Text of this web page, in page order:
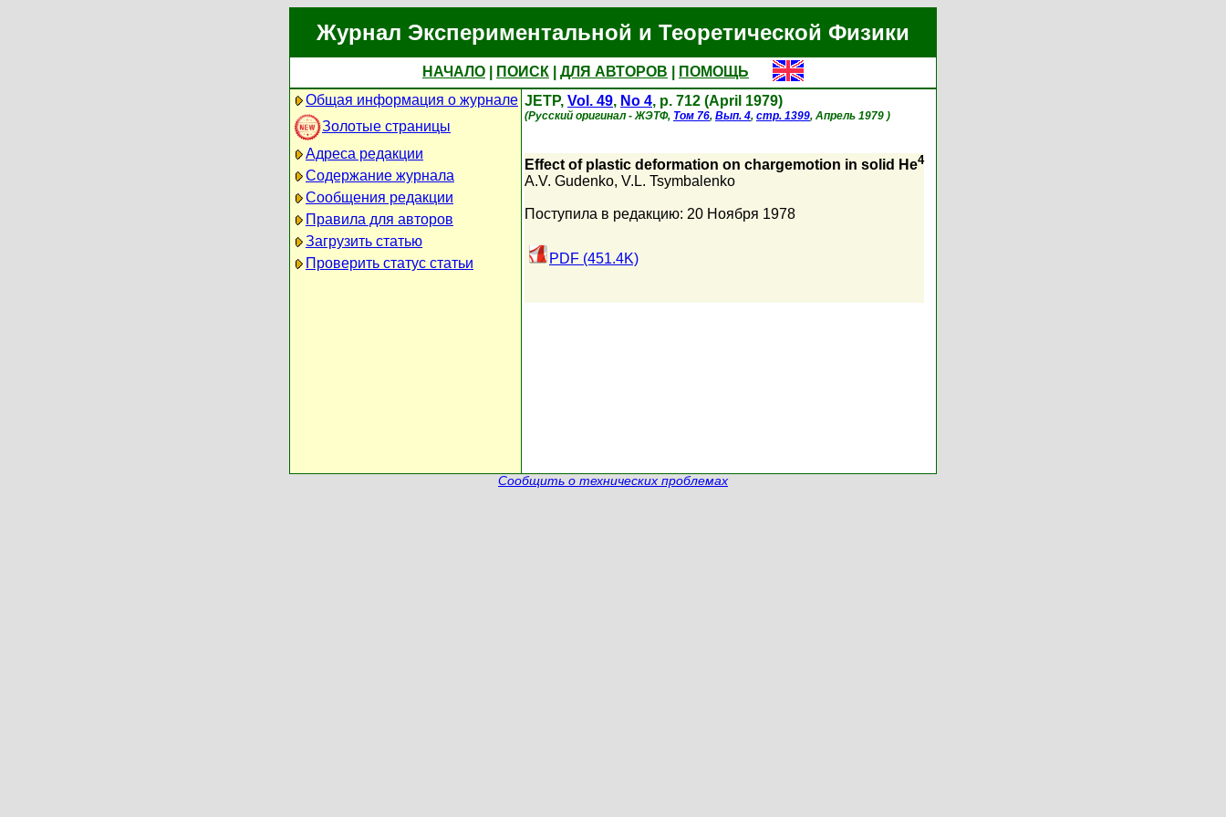
Журнал Экспериментальной и Теоретической Физики
НАЧАЛО ПОИСК ДЛЯ АВТОРОВ
ПОМОЩЬ
Общая информация о журнале
Золотые страницы
Адреса редакции
Содержание журнала
Сообщения редакции
Правила для авторов
Загрузить статью
Проверить статус статьи
JETP, Vol. 49, No 4, p. 712 (April 1979)
(Русский оригинал - ЖЭТФ, Том 76, Вып. 4, стр. 1399, Апрель 1979 )
Effect of plastic deformation on chargemotion in solid He4
A.V. Gudenko, V.L. Tsymbalenko
Поступила в редакцию: 20 Ноября 1978
PDF (451.4K)
Сообщить о технических проблемах